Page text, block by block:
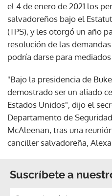
el 4 de enero de 2021 los
salvadoreños bajo el
(TPS), y les otorgó un año
resolución de las
podría darse para mediados
"Bajo la presidencia de
demostrado ser un aliado
Estados Unidos", dijo el
Departamento de
McAleenan, tras una
canciller salvadoreña,
Suscríbete a